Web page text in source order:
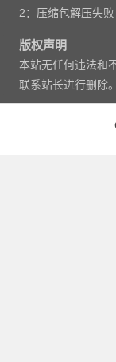
2：压缩包解压失
版权声明
本站无任何违法和
联系站长进行删除